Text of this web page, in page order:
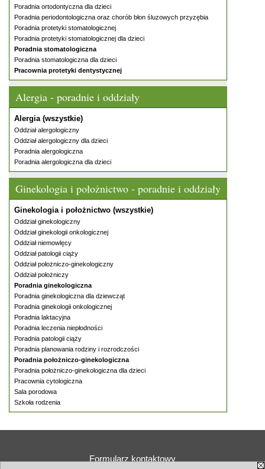
Poradnia ortodontyczna dla dzieci
Poradnia periodontologiczna oraz chorób błon śluzowych przyzębia
Poradnia protetyki stomatologicznej
Poradnia protetyki stomatologicznej dla dzieci
Poradnia stomatologiczna
Poradnia stomatologiczna dla dzieci
Pracownia protetyki dentystycznej
Alergia - poradnie i oddziały
Alergia (wszystkie)
Oddział alergologiczny
Oddział alergologiczny dla dzieci
Poradnia alergologiczna
Poradnia alergologiczna dla dzieci
Ginekologia i położnictwo - poradnie i oddziały
Ginekologia i położnictwo (wszystkie)
Oddział ginekologiczny
Oddział ginekologii onkologicznej
Oddział niemowlęcy
Oddział patologii ciąży
Oddział położniczo-ginekologiczny
Oddział położniczy
Poradnia ginekologiczna
Poradnia ginekologiczna dla dziewcząt
Poradnia ginekologii onkologicznej
Poradnia laktacyjna
Poradnia leczenia niepłodności
Poradnia patologii ciąży
Poradnia planowania rodziny i rozrodczości
Poradnia położniczo-ginekologiczna
Poradnia położniczo-ginekologiczna dla dzieci
Pracownia cytologiczna
Sala porodowa
Szkoła rodzenia
Formularz kontaktowy